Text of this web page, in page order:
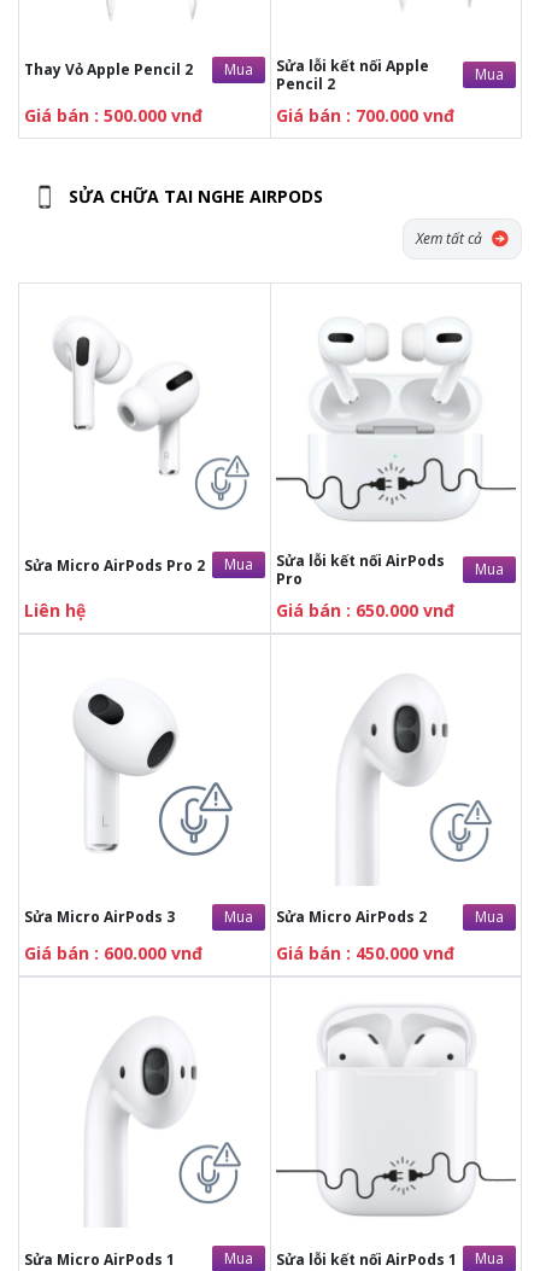
Thay Vỏ Apple Pencil 2 Mua
Giá bán : 500.000 vnđ
Sửa lỗi kết nối Apple
Pencil 2
Mua
Giá bán : 700.000 vnđ
SỬA CHỮA TAI NGHE AIRPODS
Xem tất cả
Sửa Micro AirPods Pro 2 Mua
Liên hệ
Sửa lỗi kết nối AirPods
Pro
Mua
Giá bán : 650.000 vnđ
Sửa Micro AirPods 3 Mua
Giá bán : 600.000 vnđ
Sửa Micro AirPods 2 Mua
Giá bán : 450.000 vnđ
Sửa Micro AirPods 1 Mua Sửa lỗi kết nối AirPods 1 Mua